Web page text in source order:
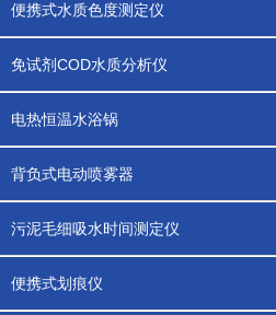
便携式水质色度测定仪
免试剂COD水质分析仪
电热恒温水浴锅
背负式电动喷雾器
污泥毛细吸水时间测定仪
便携式划痕仪